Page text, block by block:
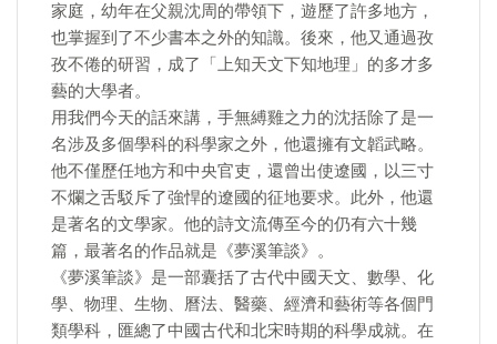
家庭，幼年在父親沈周的帶領下，遊歷了許多地方，
也掌握到了不少書本之外的知識。後來，他又通過孜
孜不倦的研習，成了「上知天文下知地理」的多才多
藝的大學者。
用我們今天的話來講，手無縛雞之力的沈括除了是一
名涉及多個學科的科學家之外，他還擁有文韜武略。
他不僅歷任地方和中央官吏，還曾出使遼國，以三寸
不爛之舌駁斥了強悍的遼國的征地要求。此外，他還
是著名的文學家。他的詩文流傳至今的仍有六十幾
篇，最著名的作品就是《夢溪筆談》。
《夢溪筆談》是一部囊括了古代中國天文、數學、化
學、物理、生物、曆法、醫藥、經濟和藝術等各個門
類學科，匯總了中國古代和北宋時期的科學成就。在